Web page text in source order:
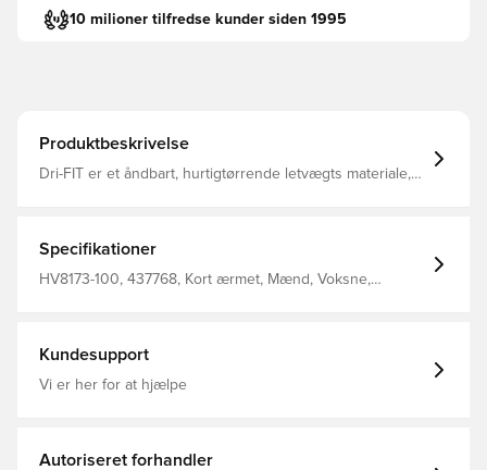
10 milioner tilfredse kunder siden 1995
Produktbeskrivelse
Dri-FIT er et åndbart, hurtigtørrende letvægts materiale,
100% polyester.
Specifikationer
HV8173-100, 437768, Kort ærmet, Mænd, Voksne,
Kundesupport
Vi er her for at hjælpe
Autoriseret forhandler